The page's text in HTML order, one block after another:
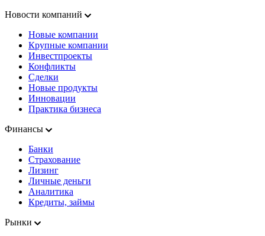
Новости компаний
Новые компании
Крупные компании
Инвестпроекты
Конфликты
Сделки
Новые продукты
Инновации
Практика бизнеса
Финансы
Банки
Страхование
Лизинг
Личные деньги
Аналитика
Кредиты, займы
Рынки